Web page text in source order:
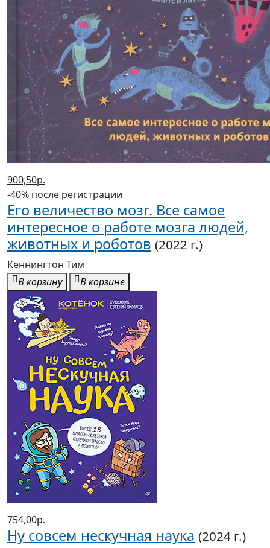
900,50р.
-40% после регистрации
Его величество мозг. Все самое
интересное о работе мозга людей,
животных и роботов (2022 г.)
Кеннингтон Тим
В корзину
В корзине
754,00р.
Ну совсем нескучная наука (2024 г.)